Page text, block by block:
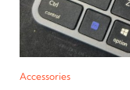
Accessories